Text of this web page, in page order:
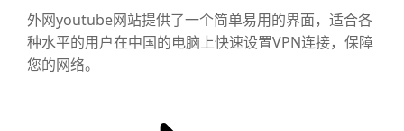
外网youtube网站提供了一个简单易用的界面，适合各
种水平的用户在中国的电脑上快速设置VPN连接，保障
您的网络。